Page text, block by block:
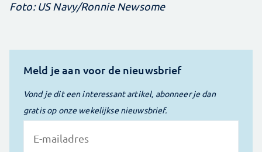
Foto: US Navy/Ronnie Newsome
Meld je aan voor de nieuwsbrief
Vond je dit een interessant artikel, abonneer je dan
gratis op onze wekelijkse nieuwsbrief.